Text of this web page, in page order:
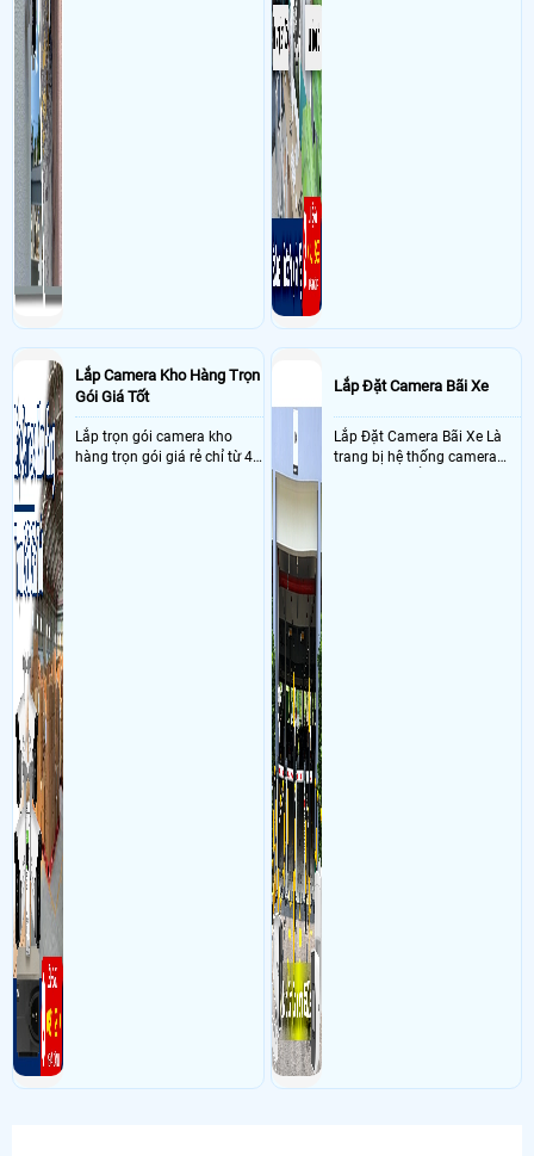
Lắp Camera Kho Hàng Trọn
Gói Giá Tốt
Lắp trọn gói camera kho
hàng trọn gói giá rẻ chỉ từ 4
Lắp Đặt Camera Bãi Xe
Lắp Đặt Camera Bãi Xe Là
trang bị hệ thống camera